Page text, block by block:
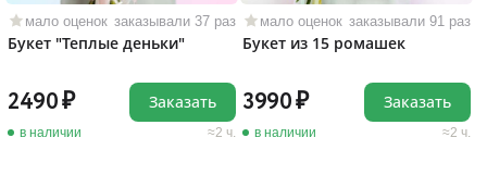
мало оценок заказывали 37 раз
Букет "Теплые деньки"
2490
в наличии 2 ч.
Заказать
мало оценок заказывали 91 раз
Букет из 15 ромашек
3990
в наличии 2 ч.
Заказать